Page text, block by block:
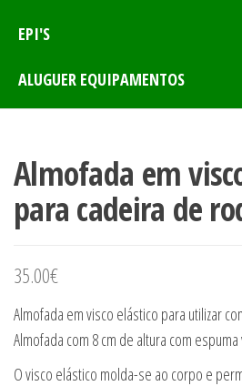
EPI'S
ALUGUER EQUIPAMENTOS
Almofada em
para cadeira de
35.00€
Almofada em visco elástico para utilizar
Almofada com 8 cm de altura com
O visco elástico molda-se ao corpo e